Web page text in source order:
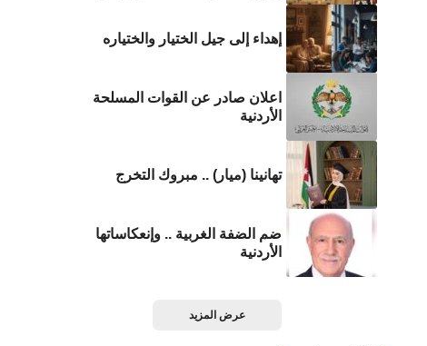
إهداء إلى جيل الختيار والختياره
اعلان صادر عن القوات المسلحة
الأردنية
تهانينا (ميار) .. مبروك التخرج
ضم الضفة الغربية .. وإنعكاساتها
الأردنية
عرض المزيد